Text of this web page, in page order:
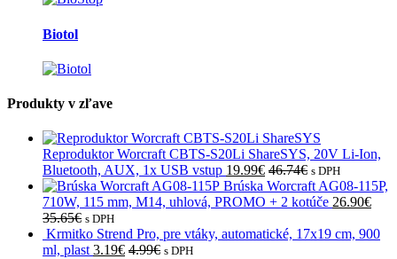
Biotol
Produkty v zľave
Reproduktor Worcraft CBTS-S20Li ShareSYS, 20V Li-Ion,
Bluetooth, AUX, 1x USB vstup 19.99€ 46.74€ s DPH
Brúska Worcraft AG08-115P,
710W, 115 mm, M14, uhlová, PROMO + 2 kotúče 26.90€
35.65€ s DPH
Krmitko Strend Pro, pre vtáky, automatické, 17x19 cm, 900
ml, plast 3.19€ 4.99€ s DPH